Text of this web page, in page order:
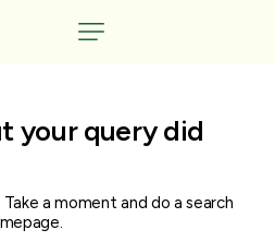
your query did
a moment and do a search
.